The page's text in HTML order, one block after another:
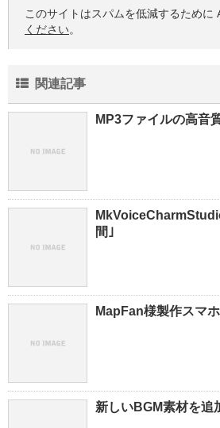
このサイトはスパムを低減するために
ください。
関連記事
MP3ファイルの高音
間｣
MapFan様製作スマ
新しいBGM素材を追